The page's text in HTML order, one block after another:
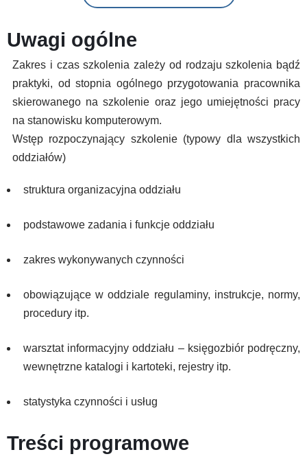
Uwagi ogólne
Zakres i czas szkolenia zależy od rodzaju szkolenia bądź
praktyki, od stopnia ogólnego przygotowania pracownika
skierowanego na szkolenie oraz jego umiejętności pracy
na stanowisku komputerowym.
Wstęp rozpoczynający szkolenie (typowy dla wszystkich
oddziałów)
struktura organizacyjna oddziału
podstawowe zadania i funkcje oddziału
zakres wykonywanych czynności
obowiązujące w oddziale regulaminy, instrukcje, normy,
procedury itp.
warsztat informacyjny oddziału – księgozbiór podręczny,
wewnętrzne katalogi i kartoteki, rejestry itp.
statystyka czynności i usług
Treści programowe